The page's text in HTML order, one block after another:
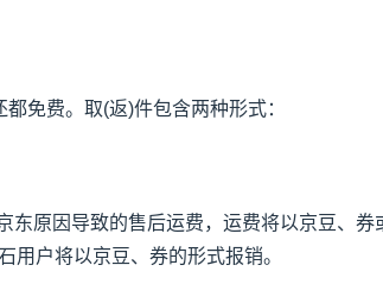
都免费。取(返)件包含两种形式：
东原因导致的售后运费，运费将以京豆、券
用户将以京豆、券的形式报销。